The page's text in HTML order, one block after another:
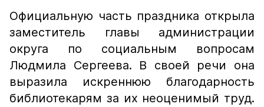
Официальную часть праздника открыла
заместитель главы администрации
округа по социальным вопросам
Людмила Сергеева. В своей речи она
выразила искреннюю благодарность
библиотекарям за их неоценимый труд.